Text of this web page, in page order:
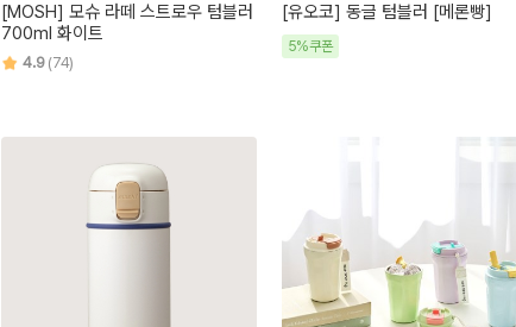
[MOSH] 모슈 라떼 스트로우 텀블러
700ml 화이트
4.9 (74)
[유오코] 동글 텀블러 [메론빵]
5%쿠폰